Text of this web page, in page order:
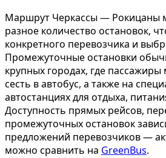
Маршрут Черкассы — Рокицаны
разное количество остановок,
конкретного перевозчика и
Промежуточные остановки
крупных городах, где пассажиры
сесть в автобус, а также на
автостанциях для отдыха,
Доступность прямых рейсов,
промежуточных остановок
предложений перевозчиков —
можно сравнить на GreenBus.